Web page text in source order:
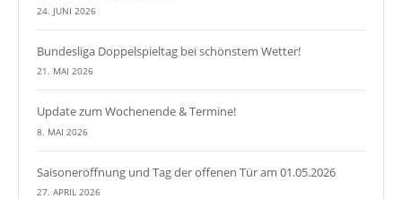
24. JUNI 2026
Bundesliga Doppelspieltag bei schönstem Wetter!
21. MAI 2026
Update zum Wochenende & Termine!
8. MAI 2026
Saisoneröffnung und Tag der offenen Tür am 01.05.2026
27. APRIL 2026